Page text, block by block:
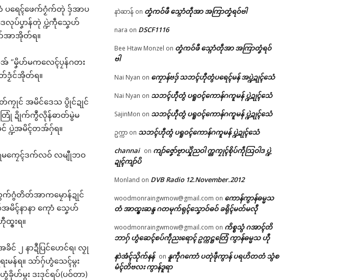
တ်အဆက်
တ်ကဵု သမ္မတ
ရော
ေၚ်"
သၟတ်ဗွိုင်ဍုင်ကၟာဝက်တ
အ် ဒးဒုင်ရပ် ကြပ် (၁၀)
တၠ ဒှ်ရဂး
July 22, 2026
In "ပရိုၚ်"
ပရေၚ်ဖေက်ဂၟံက်တုဲ ဒှ်အာပ
လုပ်ပၞာန်တုဲ ပ္ဍဲကဵုသၞေဟ်
အာအိုတ်ရ။
“မၞိဟ်မကလေၚ်ပၠန်ဂတး
ဒၟံင်အိုတ်ရ။
ကၠုင် အမိင်ဒေသ ပွိုင်ဍုင်
တြုံ ဍိုက်ကွဳလိုန်ဓာတ်မွဲမ
ပ္ဍဲအမိၚ်တအ်ဂှ်ရ။
မကၠေၚ်ဒက်လဝ် လမျီုဘဝ
က်ဂွံတိတ်အာကမၠောန်ဍုင်
ၚ်နာနာ ကေုာံ သၞေဟ်
းရ။
၂ နာဍဳပြင်ဟေင်ရ၊ လၟု
န်ရ။ သာ်ဂှ်ဟွံသေၚ်မ္ဂး
မ္ဂး ဒးဒုင်ရပ်(ပဝ်တာ)
နာဲဆာန် on တၞံကဝ်ဖီ သ္ဂောံတဵုအာ အကြာတၞံရဝ်ဗါ
nara on DSCF1116
Bee Htaw Monzel on တၞံကဝ်ဖီ သ္ဂောံတဵုအာ အကြာတၞံရဝ်
ဗါ
Nai Nyan on ကၠောန်ဗဒှ် သဘၚ်ဟီုတွံပရေၚ်မန် အပ္ဍဲဍုၚ်သေံ
Nai Nyan on သဘၚ်ဟီုတွံ ပရူဝၚ်ကောန်ဂကူမန် ပ္ဍဲဍုၚ်သေံ
SajinMon on သဘၚ်ဟီုတွံ ပရူဝၚ်ကောန်ဂကူမန် ပ္ဍဲဍုၚ်သေံ
ဥက္ကာ on သဘၚ်ဟီုတွံ ပရူဝၚ်ကောန်ဂကူမန် ပ္ဍဲဍုၚ်သေံ
channai on ကျာ်ဇၞော်ဗၟာယှိုဲညဝါ က္ညကၠုၚ်စိုပ်ကဵုသြဝါဒ ပ္ဍဲ
ဍုၚ်ကျာ်ပိ
Monland on DVB Radio 12.November.2012
woodmonraingwmow@gmail.com on ကောန်ကွာန်ဓမ္မသ
တံ အာထ္ၜးဆန္ဒ ဂတမုက်ရုၚ်သၞောဝ်ဓဝ် ခရိုၚ်မတ်မလီု
woodmonraingwmow@gmail.com on ကိစ္စသွံ ဂအာၚ်တိ
ဘာဂှ် ဟွံဆေၚ်စပ်ကဵုညးရောၚ် ဥက္ကဋ္ဌတြေံ ကွာန်ဓမ္မသ ဟီု
နာဲအံၚ်သိုက်နန် on နူကဵုဂကောံ ပတုဲဖဵုကွာန် ပရဟိတတံ သွံစ
မံၚ်တိဗလး ကွာန်ဒူရာ